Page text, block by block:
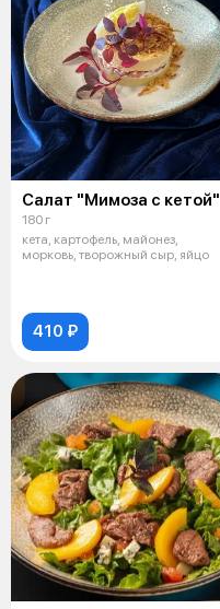
Салат "Мимоза с кетой"
180 г
кета, картофель, майонез,
морковь, творожный сыр, яйцо
410 ₽